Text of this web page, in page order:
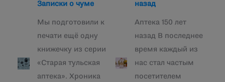
Записки о чуме
Мы подготовили к
печати ещё одну
книжечку из серии
«Старая тульская
аптека». Хроника
назад
Аптека 150 лет
назад В последнее
время каждый из
нас стал частым
посетителем